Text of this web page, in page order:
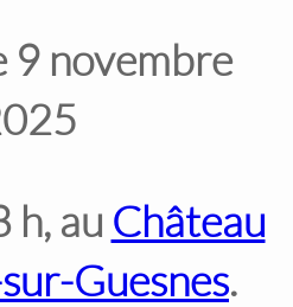
9 novembre
h, au Château
Guesnes.